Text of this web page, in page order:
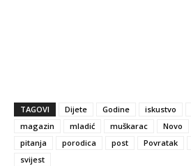
TAGOVI Dijete Godine iskustvo
magazin
mladić muškarac Novo
pitanja
porodica post Povratak
svijest